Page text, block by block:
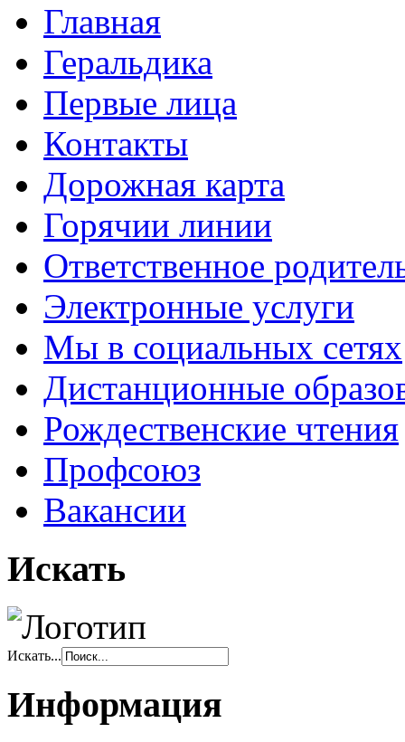
Главная
Геральдика
Первые лица
Контакты
Дорожная карта
Горячии линии
Ответственное
Электронные услуги
Мы в социальных сетях
Дистанционные
Рождественские чтения
Профсоюз
Вакансии
Искать
Искать...
Информация